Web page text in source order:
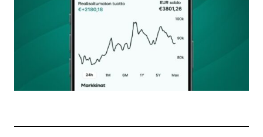
Nimesi tai nimimerkkisi
Sähköpostiosoitteesi
Tilaa SalkunRakentajan uutiskirje